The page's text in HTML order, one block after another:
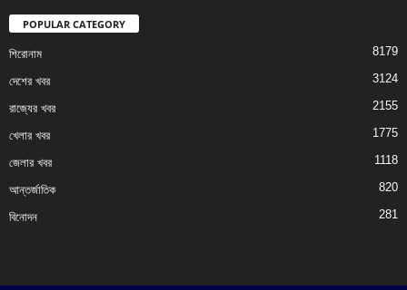
POPULAR CATEGORY
শিরোনাম 8179
দেশের খবর 3124
রাজ্যের খবর 2155
খেলার খবর 1775
জেলার খবর 1118
আন্তর্জাতিক 820
বিনোদন 281